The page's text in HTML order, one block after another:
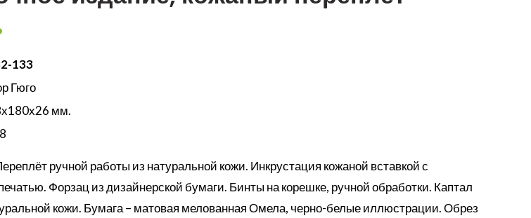
133
Гюго
мм.
ручной работы из натуральной кожи. Инкрустация кожаной вставкой с
Форзац из дизайнерской бумаги. Бинты на корешке, ручной обработки. Каптал
кожи. Бумага – матовая мелованная Омела, черно-белые иллюстрации. Обрез